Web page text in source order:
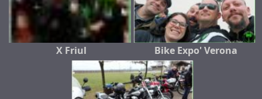
X Friul Bike Expo' Verona